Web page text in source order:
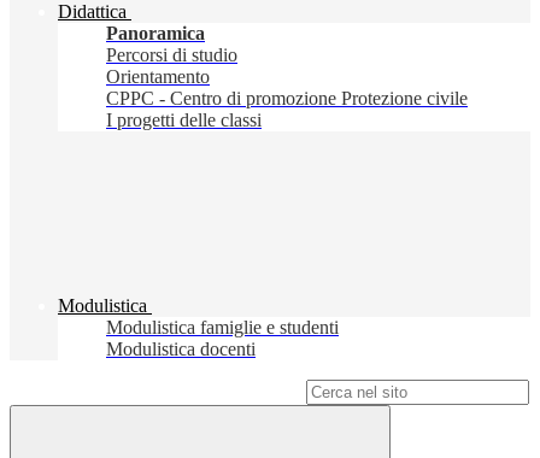
Didattica
Panoramica
Percorsi di studio
Orientamento
CPPC - Centro di promozione Protezione civile
I progetti delle classi
Modulistica
Modulistica famiglie e studenti
Modulistica docenti